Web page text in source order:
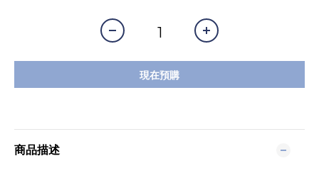
現在預購
商品描述